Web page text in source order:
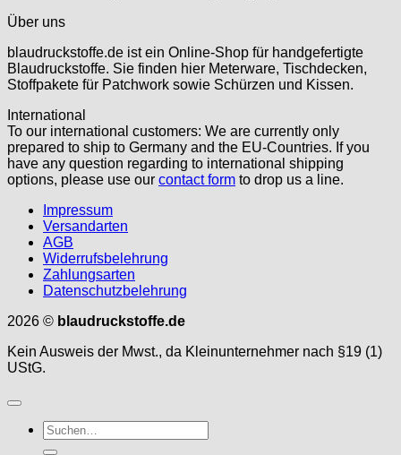
Über uns
blaudruckstoffe.de ist ein Online-Shop für handgefertigte
Blaudruckstoffe. Sie finden hier Meterware, Tischdecken,
Stoffpakete für Patchwork sowie Schürzen und Kissen.
International
To our international customers: We are currently only
prepared to ship to Germany and the EU-Countries. If you
have any question regarding to international shipping
options, please use our contact form to drop us a line.
Impressum
Versandarten
AGB
Widerrufsbelehrung
Zahlungsarten
Datenschutzbelehrung
2026 © blaudruckstoffe.de
Kein Ausweis der Mwst., da Kleinunternehmer nach §19 (1)
UStG.
Suche
nach: